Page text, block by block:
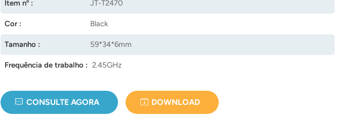
Item nº : JT-T2470
Cor : Black
Tamanho : 59*34*6mm
Frequência de trabalho : 2.45GHz
CONSULTE AGORA DOWNLOAD